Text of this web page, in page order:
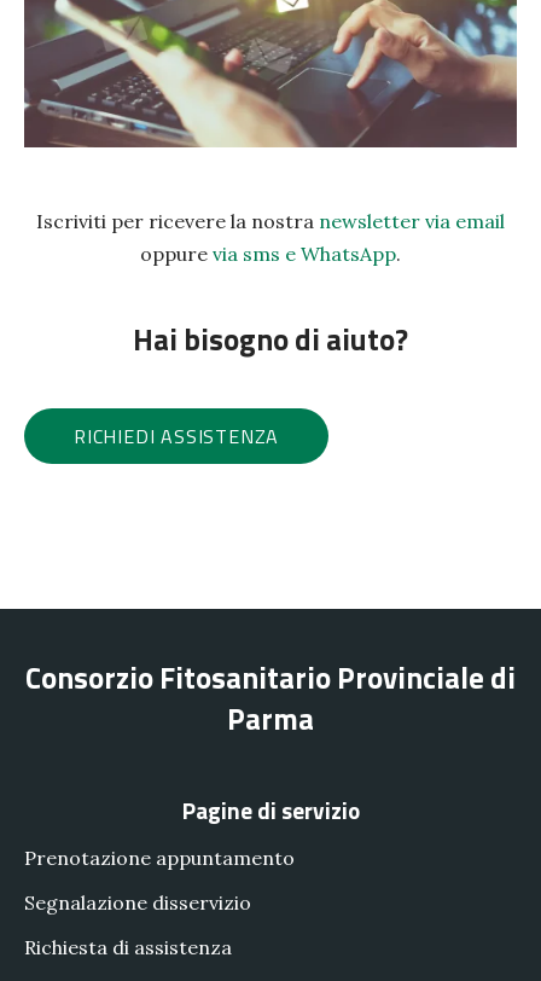
Iscriviti per ricevere la nostra newsletter via email
oppure via sms e WhatsApp.
Hai bisogno di aiuto?
RICHIEDI ASSISTENZA
Consorzio Fitosanitario Provinciale di
Parma
Pagine di servizio
Prenotazione appuntamento
Segnalazione disservizio
Richiesta di assistenza